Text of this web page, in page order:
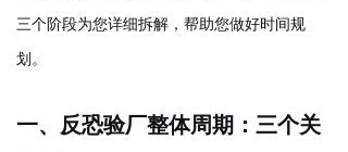
三个阶段为您详细拆解，帮助您做好时间规
划。
一、反恐验厂整体周期：三个关